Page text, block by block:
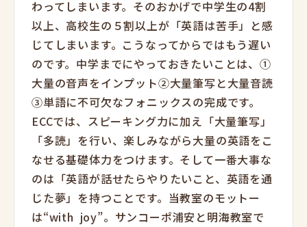
わってしまいます。そのおかげで中学生の4割
以上、高校生の５割以上が「英語は苦手」と感
じてしまいます。こうなってからではもう遅い
のです。中学までにやっておきたいことは、①
大量の音声をインプット②大量筆写と大量音読
③単語に不可欠なフォニックスの完成です。
ECCでは、スピーキング力に加え「大量筆写」
「多読」を行い、楽しみながら大量の英語をこ
なせる基礎体力をつけます。そして一番大事な
のは「英語が話せたらやりたいこと、英語を通
じた夢」を持つことです。当教室のモットー
は“with joy”。サンコーポ浦安と明海教室で